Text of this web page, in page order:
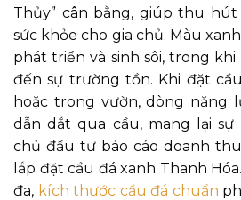
Thủy” cân bằng, giúp thu hút
sức khỏe cho gia chủ. Màu
phát triển và sinh sôi, trong
đến sự trường tồn. Khi đặt
hoặc trong vườn, dòng năng
dẫn dắt qua cầu, mang lại sự
chủ đầu tư báo cáo doanh
lắp đặt cầu đá xanh Thanh
đa, kích thước cầu đá chuẩn